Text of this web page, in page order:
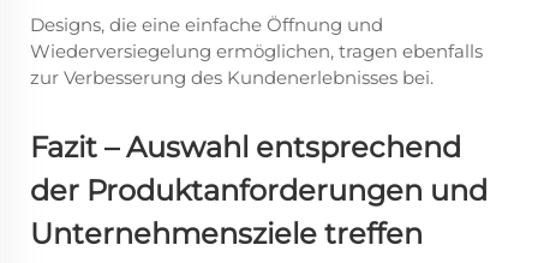
Designs, die eine einfache Öffnung und
Wiederversiegelung ermöglichen, tragen ebenfalls
zur Verbesserung des Kundenerlebnisses bei.
Fazit – Auswahl entsprechend
der Produktanforderungen und
Unternehmensziele treffen